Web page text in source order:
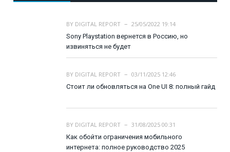
BY DIGITAL REPORT
25/05/2022 19:14
Sony Playstation вернется в Россию, но
извиняться не будет
BY DIGITAL REPORT
03/11/2025 12:46
Стоит ли обновляться на One UI 8: полный гайд
BY DIGITAL REPORT
31/08/2025 00:31
Как обойти ограничения мобильного
интернета: полное руководство 2025